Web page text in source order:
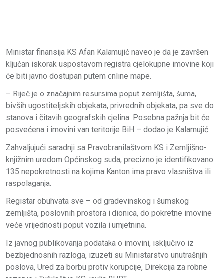
Ministar finansija KS Afan Kalamujić naveo je da je završen
ključan iskorak uspostavom registra cjelokupne imovine koji
će biti javno dostupan putem online mape.
– Riječ je o značajnim resursima poput zemljišta, šuma,
bivših ugostiteljskih objekata, privrednih objekata, pa sve do
stanova i čitavih geografskih cjelina. Posebna pažnja bit će
posvećena i imovini van teritorije BiH – dodao je Kalamujić.
Zahvaljujući saradnji sa Pravobranilaštvom KS i Zemljišno-
knjižnim uredom Općinskog suda, precizno je identifikovano
135 nepokretnosti na kojima Kanton ima pravo vlasništva ili
raspolaganja.
Registar obuhvata sve – od gradevinskog i šumskog
zemljišta, poslovnih prostora i dionica, do pokretne imovine
veće vrijednosti poput vozila i umjetnina.
Iz javnog publikovanja podataka o imovini, isključivo iz
bezbjednosnih razloga, izuzeti su Ministarstvo unutrašnjih
poslova, Ured za borbu protiv korupcije, Direkcija za robne